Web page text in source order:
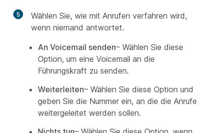
5
Wählen Sie, wie mit Anrufen verfahren wird,
wenn niemand antwortet.
An Voicemail senden– Wählen Sie diese
Option, um eine Voicemail an die
Führungskraft zu senden.
Weiterleiten– Wählen Sie diese Option und
geben Sie die Nummer ein, an die die Anrufe
weitergeleitet werden sollen.